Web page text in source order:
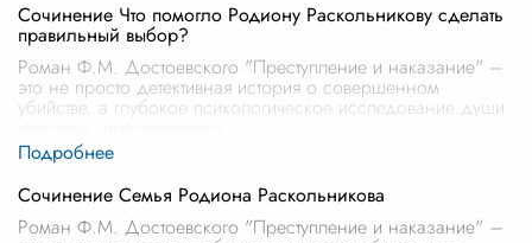
Сочинение Что помогло Родиону Раскольникову сделать
правильный выбор?
Роман Ф.М. Достоевского "Преступление и наказание" –
это не просто детективная история о совершенном
убийстве, а глубокое психологическое исследование души
Сочинение Семья Родиона Раскольникова
Роман Ф.М. Достоевского "Преступление и наказание" –